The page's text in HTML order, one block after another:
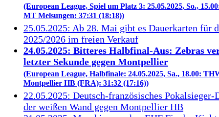
(European League, Spiel um Platz 3: 25.05.2025, So.,
MT Melsungen: 37:31 (18:18))
25.05.2025: Ab 28. Mai gibt es Dauerkarten für
2025/2026 im freien Verkauf
24.05.2025: Bitteres Halbfinal-Aus: Zebras
letzter Sekunde gegen Montpellier
(European League, Halbfinale: 24.05.2025, Sa., 18.00:
Montpellier HB (FRA): 31:32 (17:16))
22.05.2025: Deutsch-französisches
der weißen Wand gegen Montpellier HB